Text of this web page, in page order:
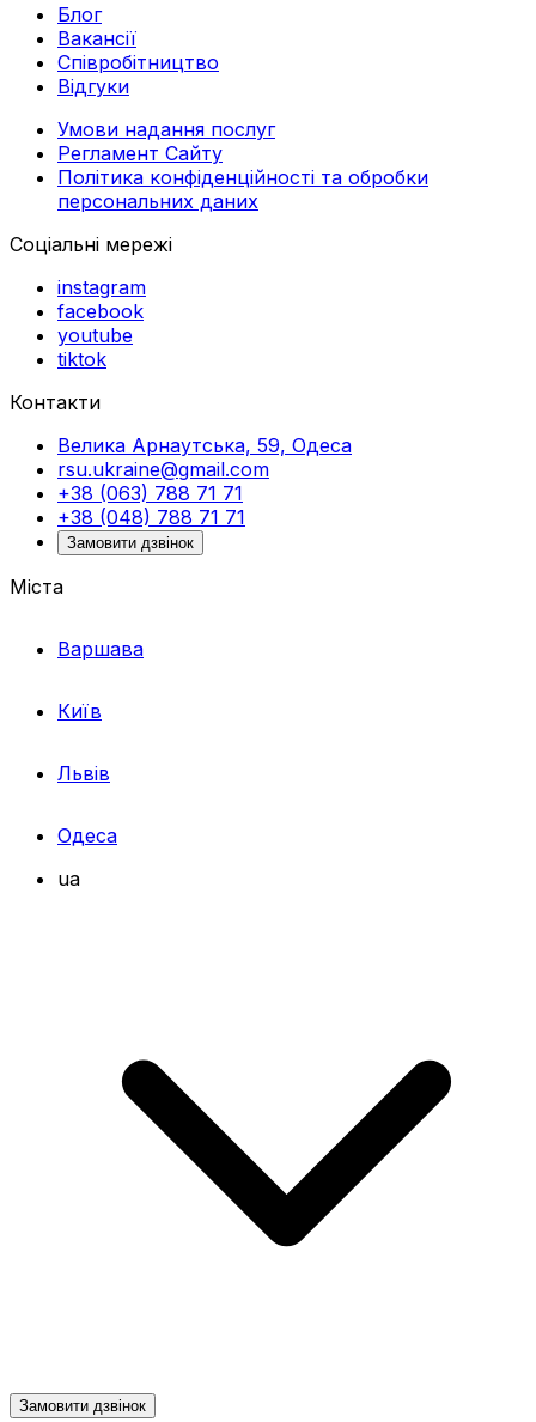
Блог
Вакансії
Співробітництво
Відгуки
Умови надання послуг
Регламент Сайту
Політика конфіденційності та обробки
персональних даних
Соціальні мережі
instagram
facebook
youtube
tiktok
Контакти
Велика Арнаутська, 59, Одеса
rsu.ukraine@gmail.com
+38 (063) 788 71 71
+38 (048) 788 71 71
Замовити дзвінок
Міста
Варшава
Київ
Львів
Одеса
ua
Замовити дзвінок